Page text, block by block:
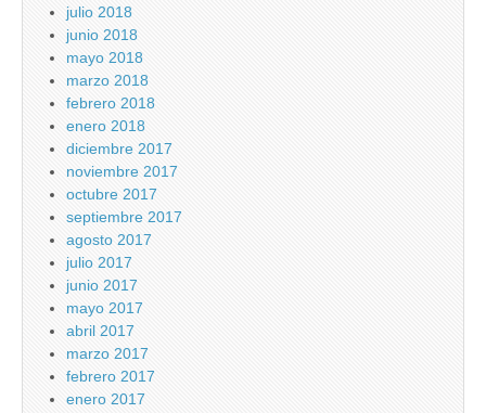
julio 2018
junio 2018
mayo 2018
marzo 2018
febrero 2018
enero 2018
diciembre 2017
noviembre 2017
octubre 2017
septiembre 2017
agosto 2017
julio 2017
junio 2017
mayo 2017
abril 2017
marzo 2017
febrero 2017
enero 2017